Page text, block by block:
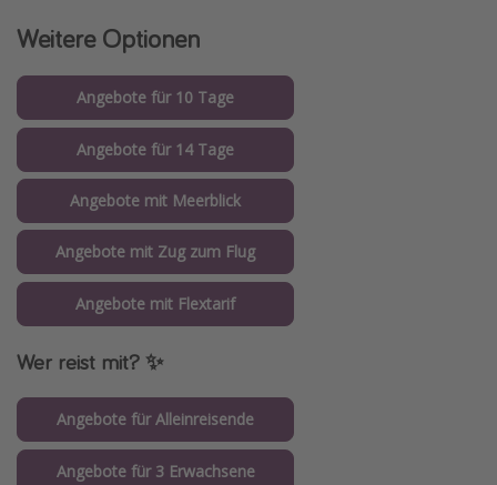
Weitere Optionen
Angebote für 10 Tage
Angebote für 14 Tage
Angebote mit Meerblick
Angebote mit Zug zum Flug
Angebote mit Flextarif
Wer reist mit? ✨
Angebote für Alleinreisende
Angebote für 3 Erwachsene